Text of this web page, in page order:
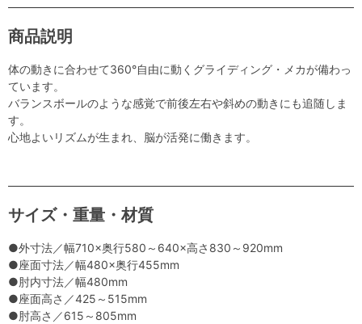
商品説明
体の動きに合わせて360°自由に動くグライディング・メカが備わっ
ています。
バランスボールのような感覚で前後左右や斜めの動きにも追随しま
す。
心地よいリズムが生まれ、脳が活発に働きます。
サイズ・重量・材質
●外寸法／幅710×奥行580～640×高さ830～920mm
●座面寸法／幅480×奥行455mm
●肘内寸法／幅480mm
●座面高さ／425～515mm
●肘高さ／615～805mm